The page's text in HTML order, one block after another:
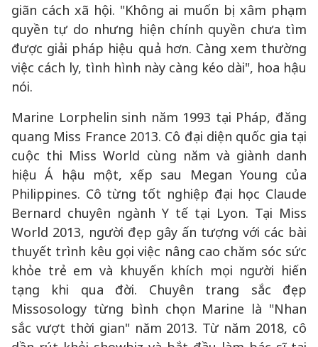
giãn cách xã hội. "Không ai muốn bị xâm phạm
quyền tự do nhưng hiện chính quyền chưa tìm
được giải pháp hiệu quả hơn. Càng xem thường
việc cách ly, tình hình này càng kéo dài", hoa hậu
nói.
Marine Lorphelin sinh năm 1993 tại Pháp, đăng
quang Miss France 2013. Cô đại diện quốc gia tại
cuộc thi Miss World cùng năm và giành danh
hiệu Á hậu một, xếp sau Megan Young của
Philippines. Cô từng tốt nghiệp đại học Claude
Bernard chuyên ngành Y tế tại Lyon. Tại Miss
World 2013, người đẹp gây ấn tượng với các bài
thuyết trình kêu gọi việc nâng cao chăm sóc sức
khỏe trẻ em và khuyến khích mọi người hiến
tạng khi qua đời. Chuyên trang sắc đẹp
Missosology từng bình chọn Marine là "Nhan
sắc vượt thời gian" năm 2013. Từ năm 2018, cô